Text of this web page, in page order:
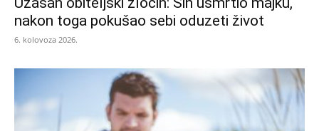
nakon toga pokušao sebi oduzeti život
6. kolovoza 2026.